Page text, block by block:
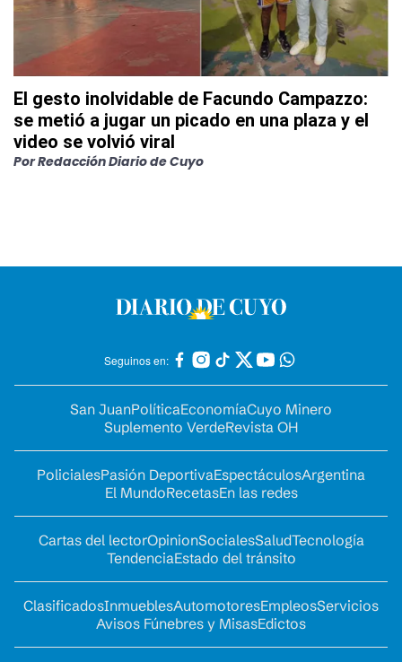
El gesto inolvidable de Facundo Campazzo:
se metió a jugar un picado en una plaza y el
video se volvió viral
PorRedacción Diario de Cuyo
Seguinos en:
San JuanPolíticaEconomíaCuyo Minero
Suplemento VerdeRevista OH
PolicialesPasión DeportivaEspectáculosArgentina
El MundoRecetasEn las redes
Cartas del lectorOpinionSocialesSaludTecnología
TendenciaEstado del tránsito
ClasificadosInmueblesAutomotoresEmpleosServicios
Avisos Fúnebres y MisasEdictos